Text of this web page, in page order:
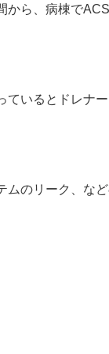
から、病棟で
ているとドレナ
ムのリーク、な